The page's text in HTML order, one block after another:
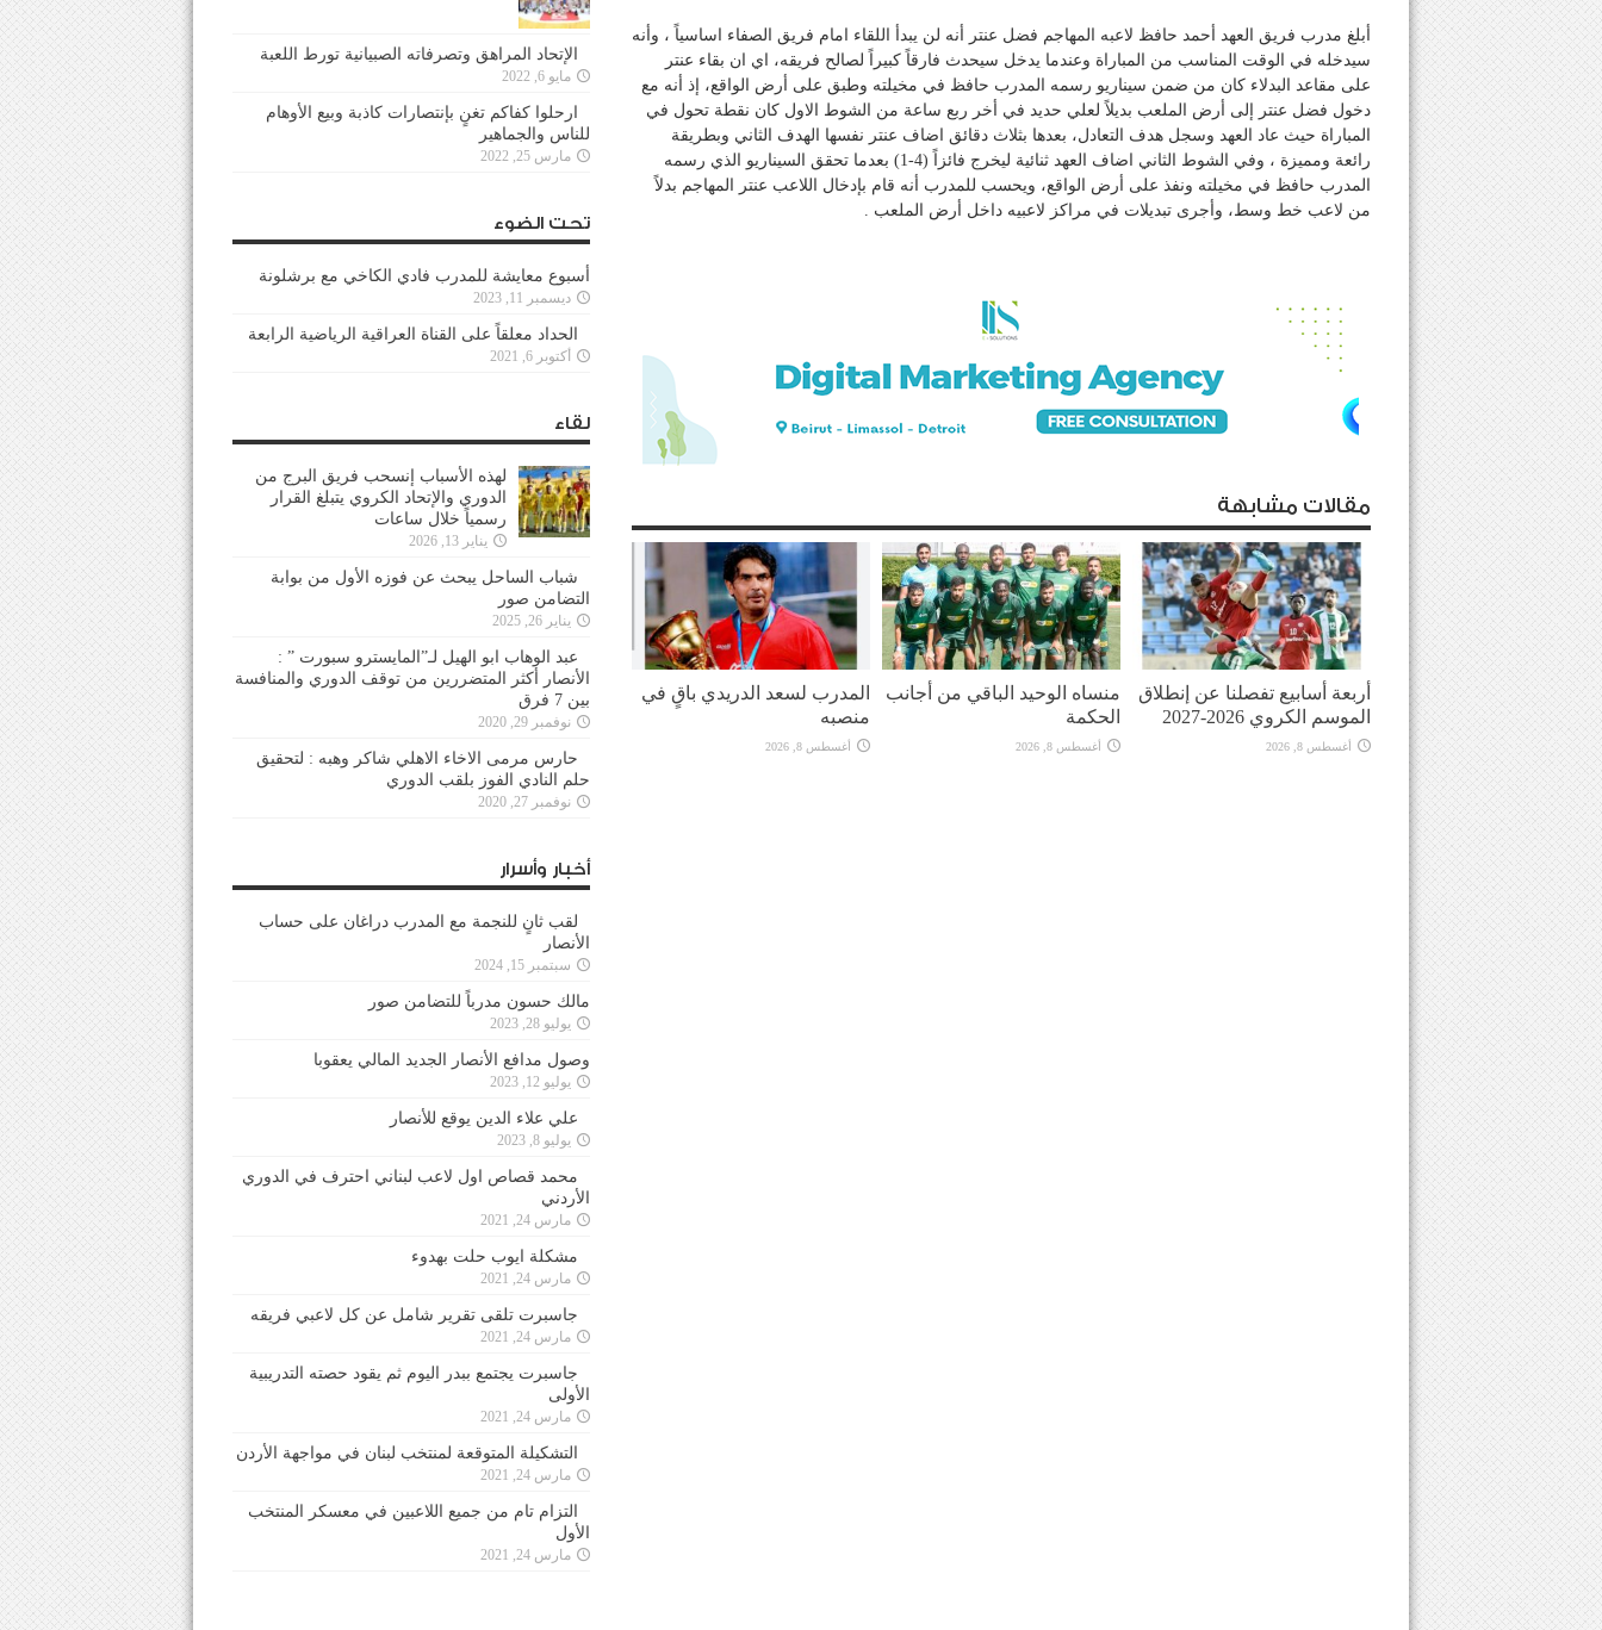
أبلغ مدرب فريق العهد أحمد حافظ لاعبه المهاجم فضل عنتر أنه لن يبدأ اللقاء امام فريق الصفاء اساسياً ، وأنه
سيدخله في الوقت المناسب من المباراة وعندما يدخل سيحدث فارقاً كبيراً لصالح فريقه، اي ان بقاء عنتر
على مقاعد البدلاء كان من ضمن سيناريو رسمه المدرب حافظ في مخيلته وطبق على أرض الواقع، إذ أنه مع
دخول فضل عنتر إلى أرض الملعب بديلاً لعلي حديد في أخر ربع ساعة من الشوط الاول كان نقطة تحول في
المباراة حيث عاد العهد وسجل هدف التعادل، بعدها بثلاث دقائق اضاف عنتر نفسها الهدف الثاني وبطريقة
رائعة ومميزة ، وفي الشوط الثاني اضاف العهد ثنائية ليخرج فائزاً (4-1) بعدما تحقق السيناريو الذي رسمه
المدرب حافظ في مخيلته ونفذ على أرض الواقع، ويحسب للمدرب أنه قام بإدخال اللاعب عنتر المهاجم بدلاً
من لاعب خط وسط، وأجرى تبديلات في مراكز لاعبيه داخل أرض الملعب .
مقالات مشابهة
أربعة أسابيع تفصلنا عن إنطلاق
الموسم الكروي 2026-2027
أغسطس 8, 2026
منساه الوحيد الباقي من أجانب
الحكمة
أغسطس 8, 2026
المدرب لسعد الدريدي باقٍ في
منصبه
أغسطس 8, 2026
الإتحاد المراهق وتصرفاته الصبيانية تورط اللعبة
مايو 6, 2022
ارحلوا كفاكم تغنٍ بإنتصارات كاذبة وبيع الأوهام
للناس والجماهير
مارس 25, 2022
تحت الضوء
أسبوع معايشة للمدرب فادي الكاخي مع برشلونة
ديسمبر 11, 2023
الحداد معلقاً على القناة العراقية الرياضية الرابعة
أكتوبر 6, 2021
لقاء
لهذه الأسباب إنسحب فريق البرج من
الدوري والإتحاد الكروي يتبلغ القرار
رسمياً خلال ساعات
يناير 13, 2026
شباب الساحل يبحث عن فوزه الأول من بوابة
التضامن صور
يناير 26, 2025
عبد الوهاب ابو الهيل لـ”المايسترو سبورت ” :
الأنصار أكثر المتضررين من توقف الدوري والمنافسة
بين 7 فرق
نوفمبر 29, 2020
حارس مرمى الاخاء الاهلي شاكر وهبه : لتحقيق
حلم النادي الفوز بلقب الدوري
نوفمبر 27, 2020
أخبار وأسرار
لقب ثانٍ للنجمة مع المدرب دراغان على حساب
الأنصار
سبتمبر 15, 2024
مالك حسون مدرباً للتضامن صور
يوليو 28, 2023
وصول مدافع الأنصار الجديد المالي يعقوبا
يوليو 12, 2023
علي علاء الدين يوقع للأنصار
يوليو 8, 2023
محمد قصاص اول لاعب لبناني احترف في الدوري
الأردني
مارس 24, 2021
مشكلة ايوب حلت بهدوء
مارس 24, 2021
جاسبرت تلقى تقرير شامل عن كل لاعبي فريقه
مارس 24, 2021
جاسبرت يجتمع ببدر اليوم ثم يقود حصته التدريبية
الأولى
مارس 24, 2021
التشكيلة المتوقعة لمنتخب لبنان في مواجهة الأردن
مارس 24, 2021
التزام تام من جميع اللاعبين في معسكر المنتخب
الأول
مارس 24, 2021